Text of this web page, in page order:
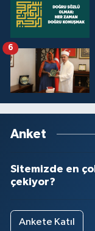
6
Anket
Sitemizde en
çekiyor?
Ankete Katıl